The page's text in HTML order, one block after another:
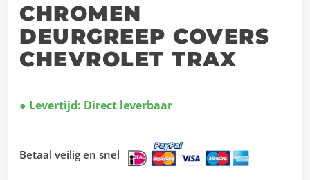
CHROMEN
DEURGREEP COVERS
CHEVROLET TRAX
Levertijd: Direct leverbaar
Betaal veilig en snel